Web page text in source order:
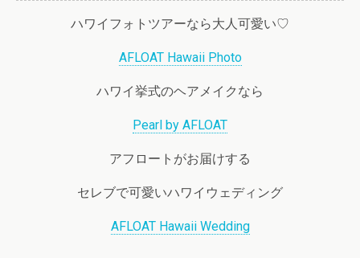
ハワイフォトツアーなら大人可愛い♡
AFLOAT Hawaii Photo
ハワイ挙式のヘアメイクなら
Pearl by AFLOAT
アフロートがお届けする
セレブで可愛いハワイウェディング
AFLOAT Hawaii Wedding